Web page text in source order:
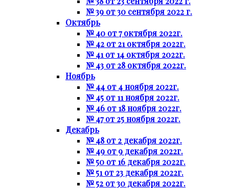
№ 39 от 30 сентября 2022 г.
Октябрь
№ 40 от 7 октября 2022г.
№ 42 от 21 октября 2022г.
№ 41 от 14 октября 2022г.
№ 43 от 28 октября 2022г.
Ноябрь
№ 44 от 4 ноября 2022г.
№ 45 от 11 ноября 2022г.
№ 46 от 18 ноября 2022г.
№ 47 от 25 ноября 2022г.
Декабрь
№ 48 от 2 декабря 2022г.
№ 49 от 9 декабря 2022г.
№ 50 от 16 декабря 2022г.
№ 51 от 23 декабря 2022г.
№ 52 от 30 декабря 2022г.